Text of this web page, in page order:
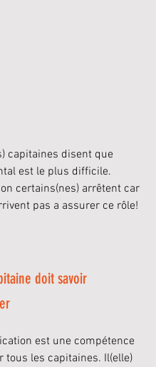
capitaines disent que
est le plus difficile.
certains(nes) arrêtent car
pas a assurer ce rôle!
doit savoir
est une compétence
tous les capitaines. Il(elle)